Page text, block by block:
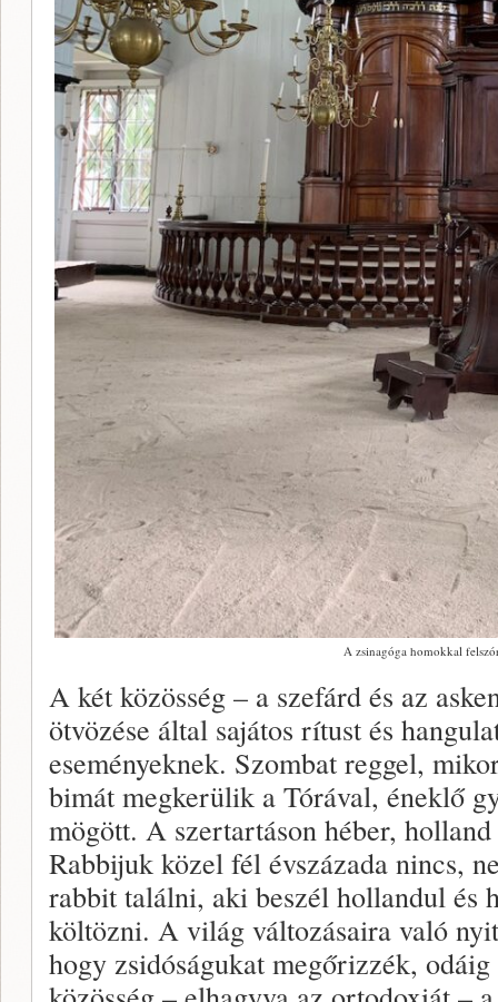
A zsinagóga homokkal
A két közösség – a szefárd és az
ötvözése által sajátos rítust és
eseményeknek. Szombat reggel,
bimát megkerülik a Tórával, éneklő
mögött. A szertartáson héber,
Rabbijuk közel fél évszázada nincs,
rabbit találni, aki beszél hollandul és
költözni. A világ változásaira való
hogy zsidóságukat megőrizzék,